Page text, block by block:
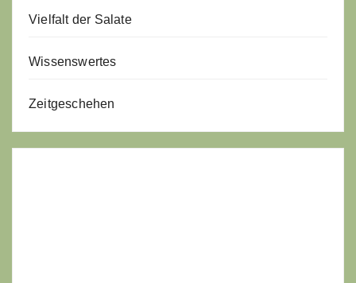
Vielfalt der Salate
Wissenswertes
Zeitgeschehen